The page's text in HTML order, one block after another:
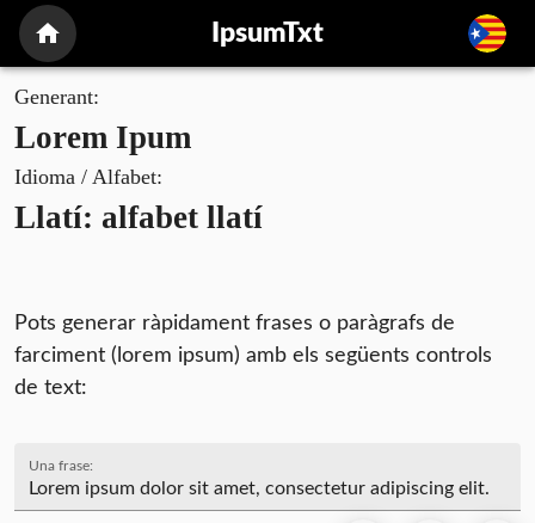
IpsumTxt
Generant:
Lorem Ipum
Idioma / Alfabet:
Llatí: alfabet llatí
Pots generar ràpidament frases o paràgrafs de
farciment (lorem ipsum) amb els següents controls
de text:
Una frase: